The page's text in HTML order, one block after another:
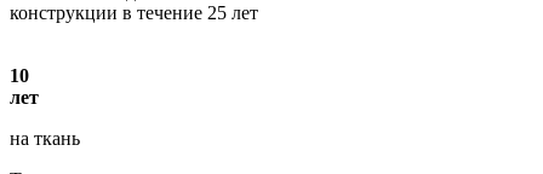
конструкции в течение 25 лет
10
лет
на ткань